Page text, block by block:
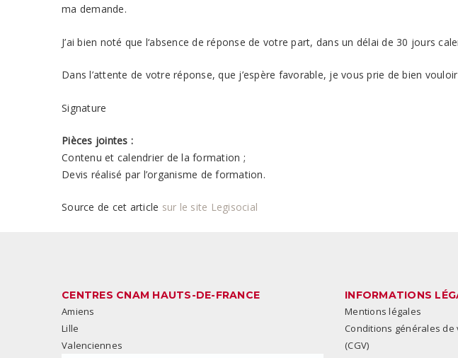
ma demande.
J’ai bien noté que l‘absence de réponse de votre part, dans un délai de 30 jours
Dans l’attente de votre réponse, que j’espère favorable, je vous prie de bien
Signature
Pièces jointes :
Contenu et calendrier de la formation ;
Devis réalisé par l’organisme de formation.
Source de cet article sur le site Legisocial
CENTRES CNAM HAUTS-DE-FRANCE
Amiens
Lille
Valenciennes
INFORMATIONS
Mentions légales
Conditions générales de
(CGV)